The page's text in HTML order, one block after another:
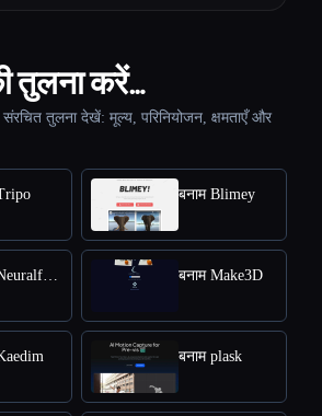
तुलना करें…
तुलना देखें: मूल्य, परिनियोजन, क्षमताएँ और
बनाम Blimey
बनाम Make3D
बनाम plask